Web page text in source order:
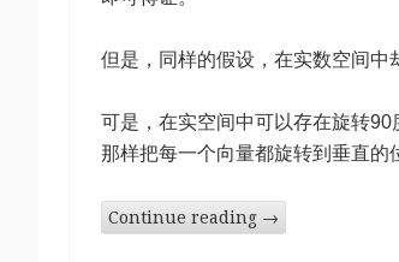
但是，同样的假设，在实数空间中
可是，在实空间中可以存在旋转
那样把每一个向量都旋转到垂直的
Continue reading →